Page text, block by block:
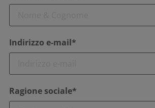
Indirizzo e-mail*
Ragione sociale*